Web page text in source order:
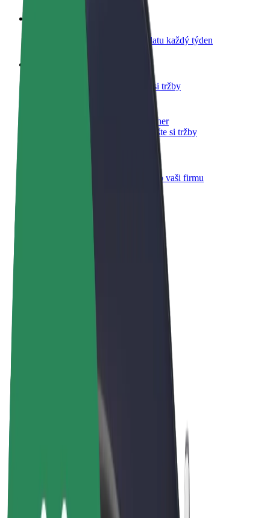
Doručujte jídlo a dostávejte výplatu každý týden
Oslovte více zákazníků a zvyšte si tržby
Zaregistrujte se jako flotilový partner
Přidejte svou flotilu k Boltu a zvyšte si tržby
Produkty a služby Boltu přesně pro vaši firmu
Bolt for Business
Bolt Plus